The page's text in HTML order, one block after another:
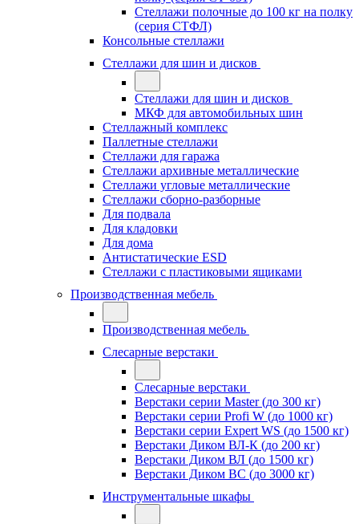
Стеллажи полочные до 100 кг на полку
(серия СТФЛ)
Консольные стеллажи
Стеллажи для шин и дисков
Стеллажи для шин и дисков
МКФ для автомобильных шин
Стеллажный комплекс
Паллетные стеллажи
Стеллажи для гаража
Стеллажи архивные металлические
Стеллажи угловые металлические
Стеллажи сборно-разборные
Для подвала
Для кладовки
Для дома
Антистатические ESD
Стеллажи с пластиковыми ящиками
Производственная мебель
Производственная мебель
Слесарные верстаки
Слесарные верстаки
Верстаки серии Master (до 300 кг)
Верстаки серии Profi W (до 1000 кг)
Верстаки серии Expert WS (до 1500 кг)
Верстаки Диком ВЛ-К (до 200 кг)
Верстаки Диком ВЛ (до 1500 кг)
Верстаки Диком ВС (до 3000 кг)
Инструментальные шкафы